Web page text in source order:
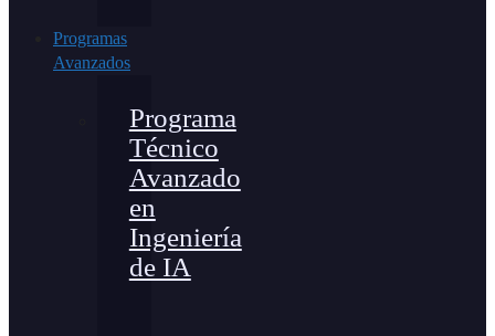
Programas
Avanzados
Programa
Técnico
Avanzado
en
Ingeniería
de IA